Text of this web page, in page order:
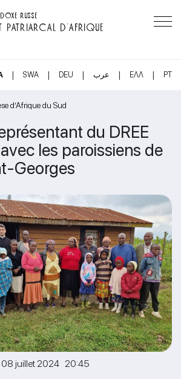
RUSSE
PATRIARCAL D’AFRIQUE
| SWA | DEU | عرب | ΕΛΛ | PT
d’Afrique du Sud
du DREE
les paroissiens de
Georges
08 juillet 2024 20:45